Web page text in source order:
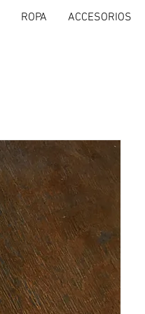
ROPA ACCESORIOS